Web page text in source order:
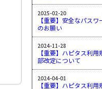
2025-02-20
【重要】安全なパスワ
のお願い
2024-11-28
【重要】ハピタス利用
部改定について
2024-04-01
【重要】ハピタス利用